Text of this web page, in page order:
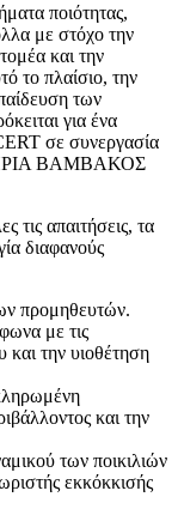
ποιότητας,
με στόχο την
και την
το πλαίσιο, την
των
για ένα
σε συνεργασία
ΒΑΜΒΑΚΟΣ
τις απαιτήσεις, τα
διαφανούς
προμηθευτών.
με τις
και την υιοθέτηση
και την
των ποικιλιών
εκκόκκισής